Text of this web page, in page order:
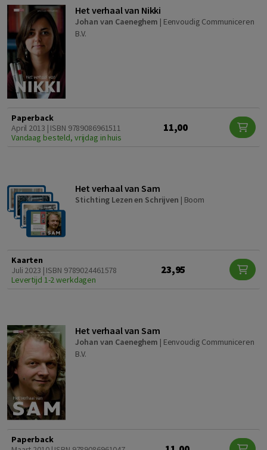
Het verhaal van Nikki
Johan van Caeneghem | Eenvoudig Communiceren
B.V.
Paperback
April 2013 | ISBN 9789086961511
Vandaag besteld, vrijdag in huis
11,00
Het verhaal van Sam
Stichting Lezen en Schrijven | Boom
Kaarten
Juli 2023 | ISBN 9789024461578
Levertijd 1-2 werkdagen
23,95
Het verhaal van Sam
Johan van Caeneghem | Eenvoudig Communiceren
B.V.
Paperback